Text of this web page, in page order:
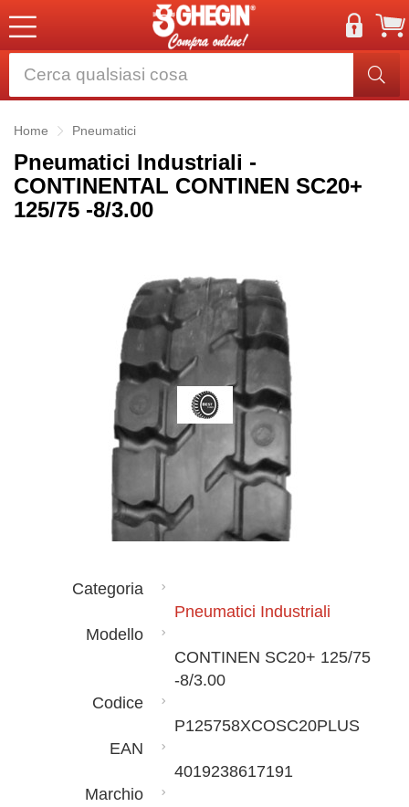
Home Pneumatici
Pneumatici Industriali -
CONTINENTAL CONTINEN SC20+
125/75 -8/3.00
Categoria
Pneumatici Industriali
Modello
CONTINEN SC20+ 125/75
-8/3.00
Codice
P125758XCOSC20PLUS
EAN
4019238617191
Marchio